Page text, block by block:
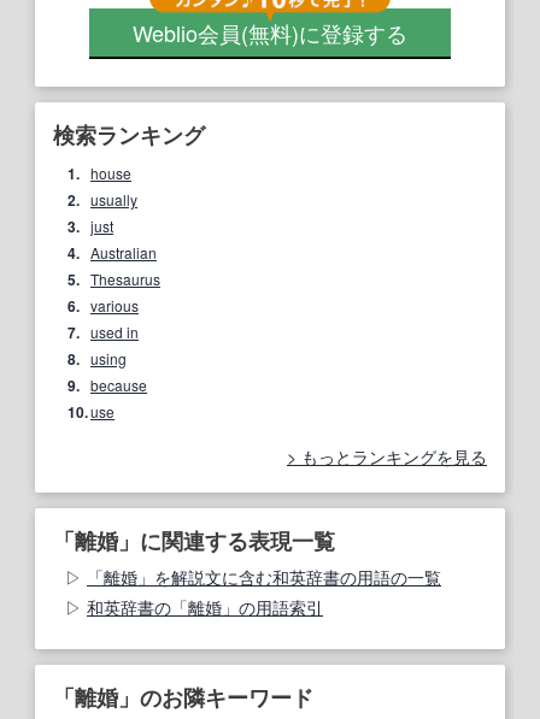
Weblio会員(無料)に登録する
検索ランキング
1. house
2. usually
3. just
4. Australian
5. Thesaurus
6. various
7. used in
8. using
9. because
10.use
もっとランキングを見る
「離婚」に関連する表現一覧
「離婚」を解説文に含む和英辞書の用語の一覧
和英辞書の「離婚」の用語索引
「離婚」のお隣キーワード